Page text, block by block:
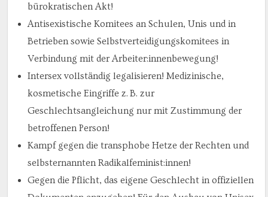
bürokratischen Akt!
Antisexistische Komitees an Schulen, Unis und in
Betrieben sowie Selbstverteidigungskomitees in
Verbindung mit der Arbeiter:innenbewegung!
Intersex vollständig legalisieren! Medizinische,
kosmetische Eingriffe z. B. zur
Geschlechtsangleichung nur mit Zustimmung der
betroffenen Person!
Kampf gegen die transphobe Hetze der Rechten und
selbsternannten Radikalfeminist:innen!
Gegen die Pflicht, das eigene Geschlecht in offiziellen